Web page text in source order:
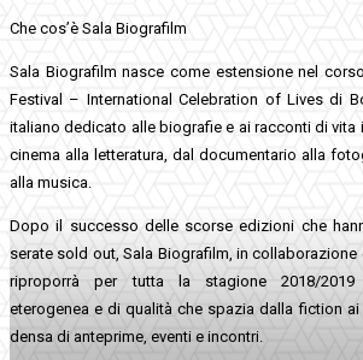
Che cos’è Sala Biografilm
Sala Biografilm nasce come estensione nel
Festival – International Celebration of Lives di
italiano dedicato alle biografie e ai racconti di vita
cinema alla letteratura, dal documentario alla
alla musica.
Dopo il successo delle scorse edizioni che
serate sold out, Sala Biografilm, in collaborazione
riproporrà per tutta la stagione 2018/2019
eterogenea e di qualità che spazia dalla fiction
densa di anteprime, eventi e incontri.